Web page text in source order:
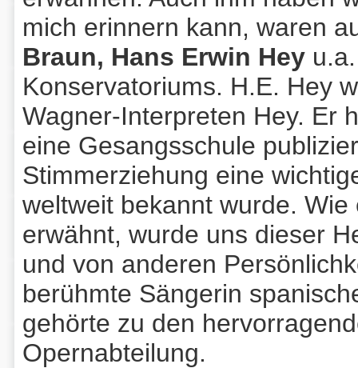
mich erinnern kann, waren
Braun, Hans Erwin Hey
Konservatoriums. H.E. Hey
Wagner-Interpreten Hey. Er
eine Gesangsschule
Stimmerziehung eine
weltweit bekannt wurde.
erwähnt, wurde uns dieser
und von anderen
berühmte Sängerin
gehörte zu den
Opernabteilung.